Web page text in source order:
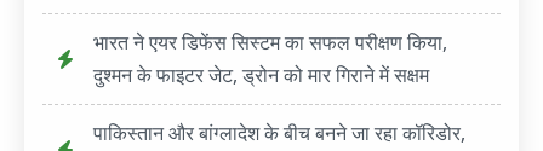
भारत ने एयर डिफेंस सिस्टम का सफल परीक्षण किया,
दुश्मन के फाइटर जेट, ड्रोन को मार गिराने में सक्षम
पाकिस्तान और बांग्लादेश के बीच बनने जा रहा कॉरिडोर,